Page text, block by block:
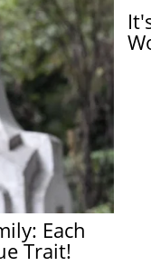
Each
Trait!